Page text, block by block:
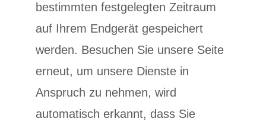
bestimmten festgelegten Zeitraum
auf Ihrem Endgerät gespeichert
werden. Besuchen Sie unsere Seite
erneut, um unsere Dienste in
Anspruch zu nehmen, wird
automatisch erkannt, dass Sie